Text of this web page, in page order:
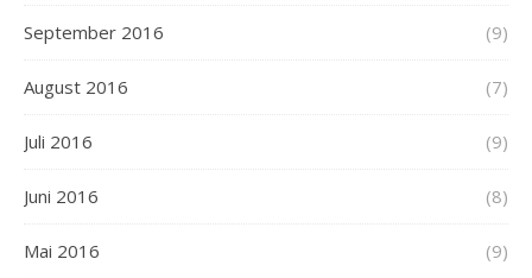
September 2016 (9)
August 2016 (7)
Juli 2016 (9)
Juni 2016 (8)
Mai 2016 (9)